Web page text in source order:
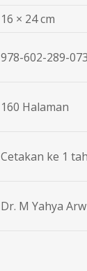
16 × 24 cm
978-602-289-
160 Halaman
Cetakan ke 1
Dr. M Yahya